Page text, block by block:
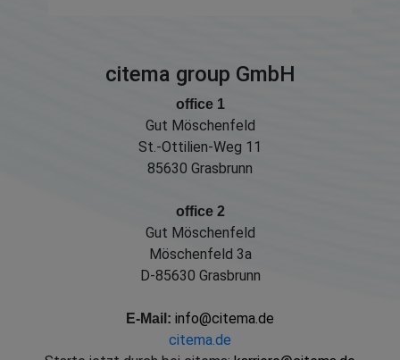
citema group GmbH
office 1
Gut Möschenfeld
St.-Ottilien-Weg 11
85630 Grasbrunn
office 2
Gut Möschenfeld
Möschenfeld 3a
D-85630 Grasbrunn
E-Mail: info@citema.de
citema.de